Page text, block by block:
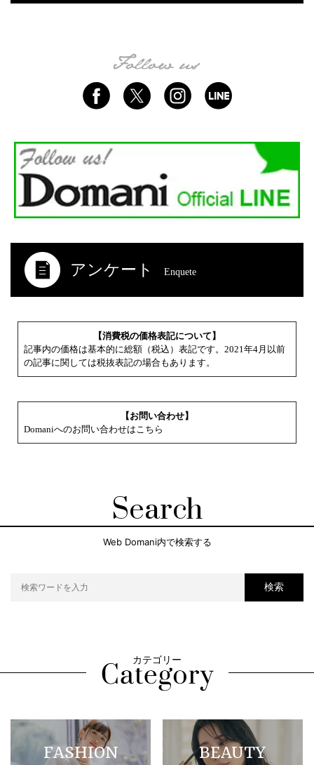
アンケート Enquete
【消費税の価格表記について】
記事内の価格は基本的に総額（税込）表記です。2021年4月以前
の記事に関しては税抜表記の場合もあります。
【お問い合わせ】
Domaniへのお問い合わせはこちら
Search
Web Domani内で検索する
検索
カテゴリー
FASHION BEAUTY